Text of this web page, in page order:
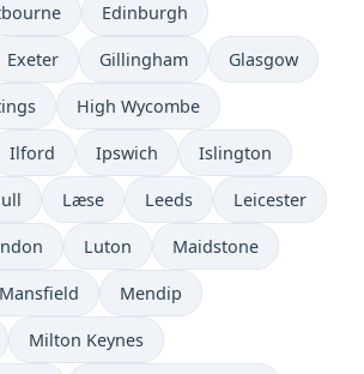
Edinburgh
Exeter Gillingham Glasgow
High Wycombe
Ilford Ipswich Islington
Læse Leeds Leicester
Luton Maidstone
Mansfield Mendip
Milton Keynes